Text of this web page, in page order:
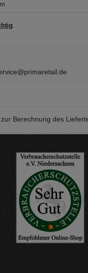
.
Berechnung des